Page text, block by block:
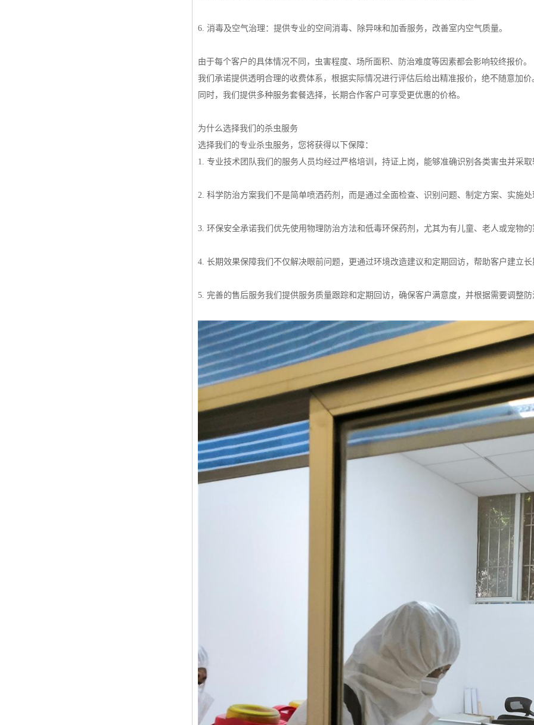
6. 消毒及空气治理：提供专业的空间消毒、除异味和加香服务，改善室内空气质量。
由于每个客户的具体情况不同，虫害程度、场所面积、防治难度等因素都会影响较终报价。
我们承诺提供透明合理的收费体系，根据实际情况进行评估后给出精准报价，绝不随意加价
同时，我们提供多种服务套餐选择，长期合作客户可享受更优惠的价格。
为什么选择我们的杀虫服务
选择我们的专业杀虫服务，您将获得以下保障：
1. 专业技术团队我们的服务人员均经过严格培训，持证上岗，能够准确识别各类害虫并采取
2. 科学防治方案我们不是简单喷洒药剂，而是通过全面检查、识别问题、制定方案、实施
3. 环保安全承诺我们优先使用物理防治方法和低毒环保药剂，尤其为有儿童、老人或宠物的
4. 长期效果保障我们不仅解决眼前问题，更通过环境改造建议和定期回访，帮助客户建立长
5. 完善的售后服务我们提供服务质量跟踪和定期回访，确保客户满意度，并根据需要调整防